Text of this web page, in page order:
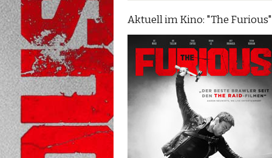
Aktuell im Kino: "The Furious"